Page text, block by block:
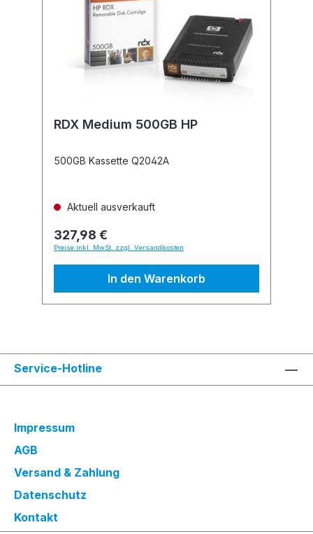
RDX Medium 500GB HP
500GB Kassette Q2042A
Aktuell ausverkauft
327,98 €
Preise inkl. MwSt. zzgl. Versandkosten
In den Warenkorb
Service-Hotline
Impressum
AGB
Versand & Zahlung
Datenschutz
Kontakt